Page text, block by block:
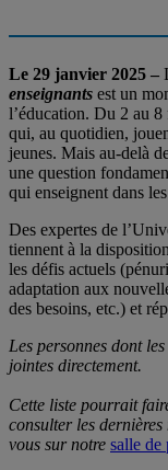
Le 29 janvier 2025 –
enseignants est un
l’éducation. Du 2 au
qui, au quotidien,
jeunes. Mais au-delà
une question
qui enseignent dans
Des expertes de
tiennent à la
les défis actuels
adaptation aux
des besoins, etc.) et
Les personnes dont
jointes directement.
Cette liste pourrait
consulter les
vous sur notre salle de